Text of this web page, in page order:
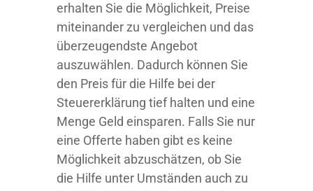
erhalten Sie die Möglichkeit, Preise
miteinander zu vergleichen und das
überzeugendste Angebot
auszuwählen. Dadurch können Sie
den Preis für die Hilfe bei der
Steuererklärung tief halten und eine
Menge Geld einsparen. Falls Sie nur
eine Offerte haben gibt es keine
Möglichkeit abzuschätzen, ob Sie
die Hilfe unter Umständen auch zu